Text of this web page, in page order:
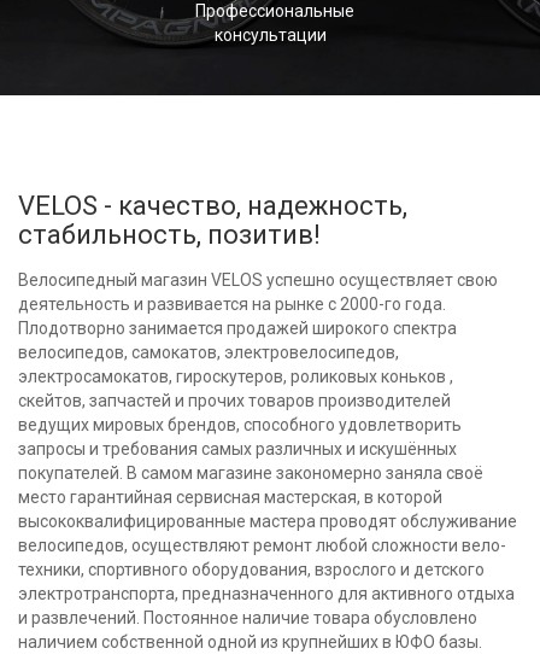
Профессиональные
консультации
VELOS - качество, надежность,
стабильность, позитив!
Велосипедный магазин VELOS успешно осуществляет свою
деятельность и развивается на рынке с 2000-го года.
Плодотворно занимается продажей широкого спектра
велосипедов, самокатов, электровелосипедов,
электросамокатов, гироскутеров, роликовых коньков ,
скейтов, запчастей и прочих товаров производителей
ведущих мировых брендов, способного удовлетворить
запросы и требования самых различных и искушённых
покупателей. В самом магазине закономерно заняла своё
место гарантийная сервисная мастерская, в которой
высококвалифицированные мастера проводят обслуживание
велосипедов, осуществляют ремонт любой сложности вело-
техники, спортивного оборудования, взрослого и детского
электротранспорта, предназначенного для активного отдыха
и развлечений. Постоянное наличие товара обусловлено
наличием собственной одной из крупнейших в ЮФО базы.